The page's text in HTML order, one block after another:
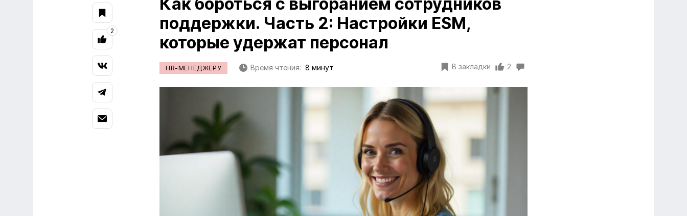
поддержки. Часть 2: Настройки ESM,
которые удержат персонал
HR-МЕНЕДЖЕРУ Время чтения: 8 минут В закладки 2
2